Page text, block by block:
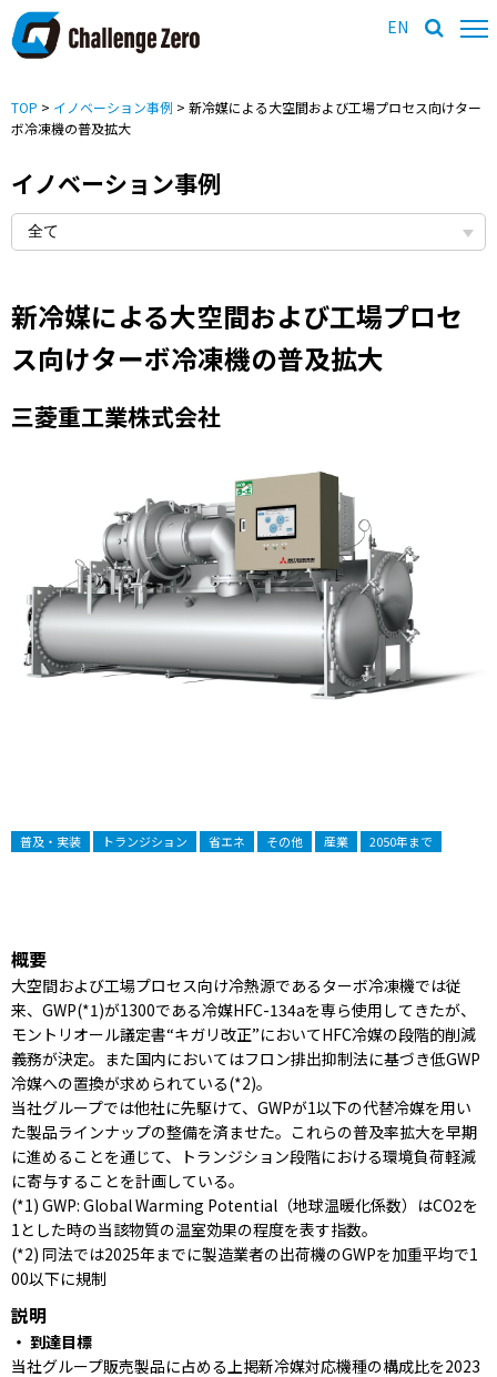
EN
TOP > イノベーション事例 > 新冷媒による大空間および工場プロセス向けター
ボ冷凍機の普及拡大
イノベーション事例
新冷媒による大空間および工場プロセ
ス向けターボ冷凍機の普及拡大
三菱重工業株式会社
普及・実装 トランジション 省エネ その他 産業 2050年まで
概要
大空間および工場プロセス向け冷熱源であるターボ冷凍機では従
来、GWP(*1)が1300である冷媒HFC-134aを専ら使用してきたが、
モントリオール議定書“キガリ改正”においてHFC冷媒の段階的削減
義務が決定。また国内においてはフロン排出抑制法に基づき低GWP
冷媒への置換が求められている(*2)。
当社グループでは他社に先駆けて、GWPが1以下の代替冷媒を用い
た製品ラインナップの整備を済ませた。これらの普及率拡大を早期
に進めることを通じて、トランジション段階における環境負荷軽減
に寄与することを計画している。
(*1) GWP: Global Warming Potential（地球温暖化係数）はCO2を
1とした時の当該物質の温室効果の程度を表す指数。
(*2) 同法では2025年までに製造業者の出荷機のGWPを加重平均で1
00以下に規制
説明
・ 到達目標
当社グループ販売製品に占める上掲新冷媒対応機種の構成比を2023